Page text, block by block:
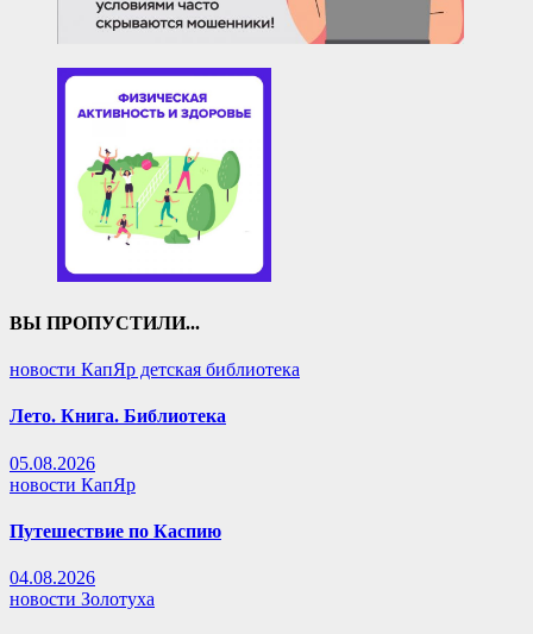
ВЫ ПРОПУСТИЛИ...
новости КапЯр детская библиотека
Лето. Книга. Библиотека
05.08.2026
новости КапЯр
Путешествие по Каспию
04.08.2026
новости Золотуха